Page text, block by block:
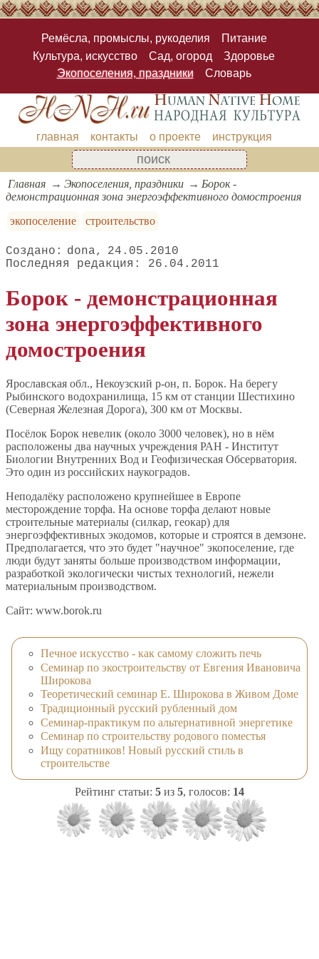
Ремёсла, промыслы, рукоделия
Питание
Культура, искусство
Сад, огород
Здоровье
Экопоселения, праздники
Словарь
главная контакты о проекте инструкция
Главная Экопоселения, праздники
Борок -
демонстрационная зона энергоэффективного домостроения
экопоселение
строительство
dona
24.05.2010
26.04.2011
Борок - демонстрационная
зона энергоэффективного
домостроения
Ярославская обл., Некоузский р-он, п. Борок. На берегу
Рыбинского водохранилища, 15 км от станции Шестихино
(Северная Железная Дорога), 300 км от Москвы.
Посёлок Борок невелик (около 3000 человек), но в нём
расположены два научных учреждения РАН - Институт
Биологии Внутренних Вод и Геофизическая Обсерватория.
Это один из российских наукоградов.
Неподалёку расположено крупнейшее в Европе
месторождение торфа. На основе торфа делают новые
строительные материалы (силкар, геокар) для
энергоэффективных экодомов, которые и строятся в демзоне.
Предполагается, что это будет "научное" экопоселение, где
люди будут заняты больше производством информации,
разработкой экологически чистых технологий, нежели
материальным производством.
Сайт: www.borok.ru
Печное искусство - как самому сложить печь
Семинар по экостроительству от Евгения Ивановича
Широкова
Теоретический семинар Е. Широкова в Живом Доме
Традиционный русский рубленный дом
Семинар-практикум по альтернативной энергетике
Семинар по строительству родового поместья
Ищу соратников! Новый русский стиль в
строительстве
Рейтинг статьи: 5 из 5, голосов: 14